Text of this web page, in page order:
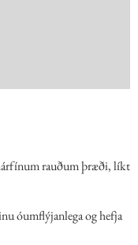
rauðum þræði, líkt
óumflýjanlega og hefja